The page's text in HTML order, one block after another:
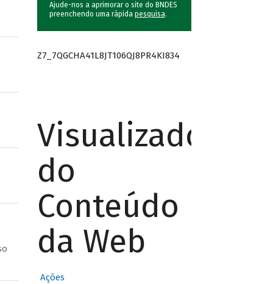
Ajude-nos a aprimorar o site do BNDES
preenchendo uma rápida pesquisa.
Z7_7QGCHA41L8JT106QJ8PR4KI834
Visualizador
do
Conteúdo
da Web
Ações